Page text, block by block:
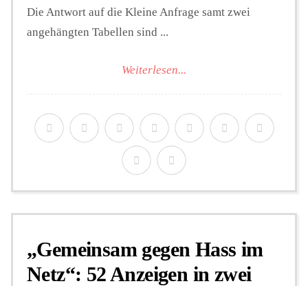
Die Antwort auf die Kleine Anfrage samt zwei
angehängten Tabellen sind ...
Weiterlesen...
„Gemeinsam gegen Hass im
Netz“: 52 Anzeigen in zwei